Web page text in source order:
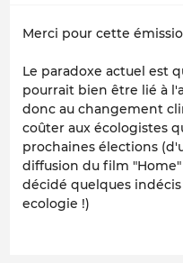
Merci pour cette
Le paradoxe actuel est
pourrait bien être lié à
donc au changement
coûter aux écologistes
prochaines élections
diffusion du film
décidé quelques
ecologie !)